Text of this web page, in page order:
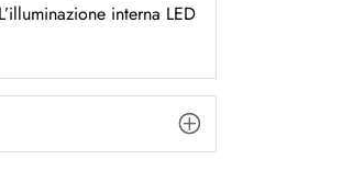
interna LED